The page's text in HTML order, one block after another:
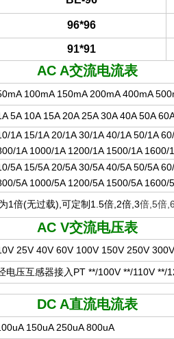
96*96
91*91
AC A交流电流表
100mA 150mA 200mA 400mA
5A 10A 15A 20A 25A 30A 40A 50A
1A 15/1A 20/1A 30/1A 40/1A 50/1A
1A 1000/1A 1200/1A 1500/1A 1600/
5A 15/5A 20/5A 30/5A 40/5A 50/5A
5A 1000/5A 1200/5A 1500/5A 1600/
1倍(无过载),可定制1.5倍,2倍,3倍,5倍
AC V交流电压表
25V 40V 60V 100V 150V 250V
电压互感器接入PT **/100V **/110V **/
DC A直流电流表
150uA 250uA 800uA